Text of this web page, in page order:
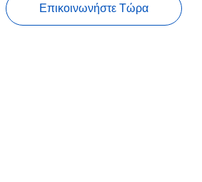
Επικοινωνήστε Τώρα